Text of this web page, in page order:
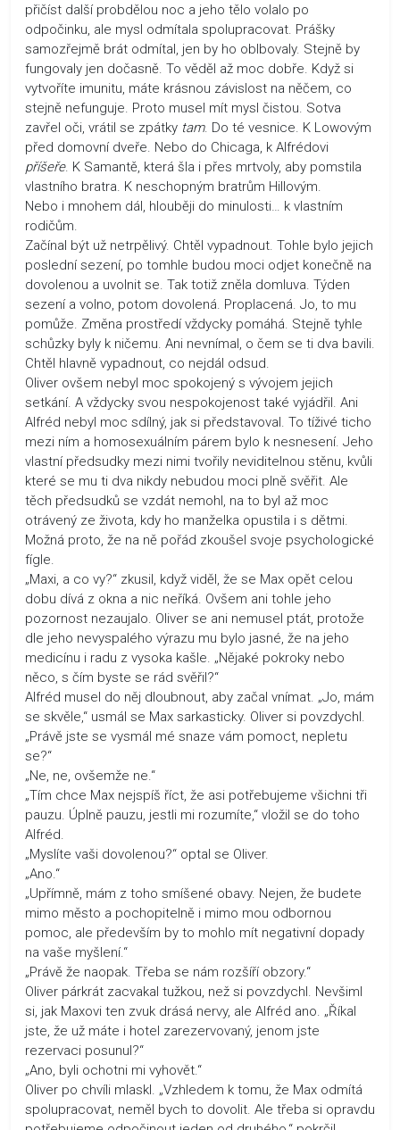
přičíst další probdělou noc a jeho tělo volalo po
odpočinku, ale mysl odmítala spolupracovat. Prášky
samozřejmě brát odmítal, jen by ho oblbovaly. Stejně by
fungovaly jen dočasně. To věděl až moc dobře. Když si
vytvoříte imunitu, máte krásnou závislost na něčem, co
stejně nefunguje. Proto musel mít mysl čistou. Sotva
zavřel oči, vrátil se zpátky tam. Do té vesnice. K Lowovým
před domovní dveře. Nebo do Chicaga, k Alfrédovi
příšeře. K Samantě, která šla i přes mrtvoly, aby pomstila
vlastního bratra. K neschopným bratrům Hillovým.
Nebo i mnohem dál, hlouběji do minulosti… k vlastním
rodičům.
Začínal být už netrpělivý. Chtěl vypadnout. Tohle bylo jejich
poslední sezení, po tomhle budou moci odjet konečně na
dovolenou a uvolnit se. Tak totiž zněla domluva. Týden
sezení a volno, potom dovolená. Proplacená. Jo, to mu
pomůže. Změna prostředí vždycky pomáhá. Stejně tyhle
schůzky byly k ničemu. Ani nevnímal, o čem se ti dva bavili.
Chtěl hlavně vypadnout, co nejdál odsud.
Oliver ovšem nebyl moc spokojený s vývojem jejich
setkání. A vždycky svou nespokojenost také vyjádřil. Ani
Alfréd nebyl moc sdílný, jak si představoval. To tíživé ticho
mezi ním a homosexuálním párem bylo k nesnesení. Jeho
vlastní předsudky mezi nimi tvořily neviditelnou stěnu, kvůli
které se mu ti dva nikdy nebudou moci plně svěřit. Ale
těch předsudků se vzdát nemohl, na to byl až moc
otrávený ze života, kdy ho manželka opustila i s dětmi.
Možná proto, že na ně pořád zkoušel svoje psychologické
fígle.
„Maxi, a co vy?“ zkusil, když viděl, že se Max opět celou
dobu dívá z okna a nic neříká. Ovšem ani tohle jeho
pozornost nezaujalo. Oliver se ani nemusel ptát, protože
dle jeho nevyspalého výrazu mu bylo jasné, že na jeho
medicínu i radu z vysoka kašle. „Nějaké pokroky nebo
něco, s čím byste se rád svěřil?“
Alfréd musel do něj dloubnout, aby začal vnímat. „Jo, mám
se skvěle,“ usmál se Max sarkasticky. Oliver si povzdychl.
„Právě jste se vysmál mé snaze vám pomoct, nepletu
se?“
„Ne, ne, ovšemže ne.“
„Tím chce Max nejspíš říct, že asi potřebujeme všichni tři
pauzu. Úplně pauzu, jestli mi rozumíte,“ vložil se do toho
Alfréd.
„Myslíte vaši dovolenou?“ optal se Oliver.
„Ano.“
„Upřímně, mám z toho smíšené obavy. Nejen, že budete
mimo město a pochopitelně i mimo mou odbornou
pomoc, ale především by to mohlo mít negativní dopady
na vaše myšlení.“
„Právě že naopak. Třeba se nám rozšíří obzory.“
Oliver párkrát zacvakal tužkou, než si povzdychl. Nevšiml
si, jak Maxovi ten zvuk drásá nervy, ale Alfréd ano. „Říkal
jste, že už máte i hotel zarezervovaný, jenom jste
rezervaci posunul?“
„Ano, byli ochotni mi vyhovět.“
Oliver po chvíli mlaskl. „Vzhledem k tomu, že Max odmítá
spolupracovat, neměl bych to dovolit. Ale třeba si opravdu